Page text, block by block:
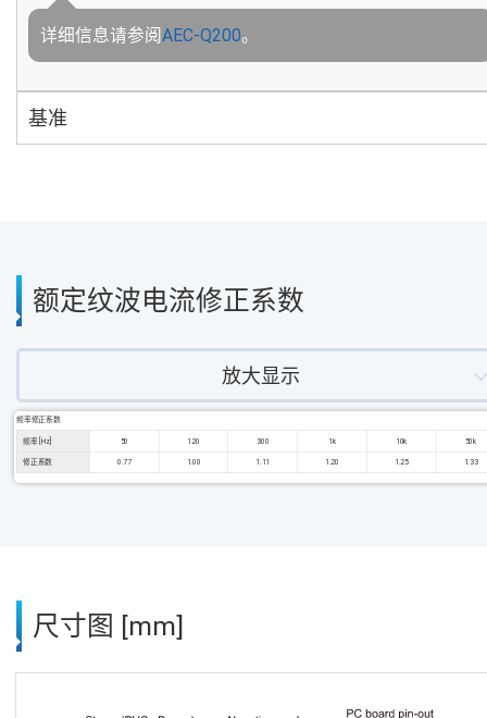
详细信息请参阅AEC-Q200。
基准
额定纹波电流修正系数
放大显示
频率修正系数
频率 [Hz] 50 120 300 1k 10k 50k
修正系数 0.77 1.00 1.11 1.20 1.25 1.33
尺寸图 [mm]